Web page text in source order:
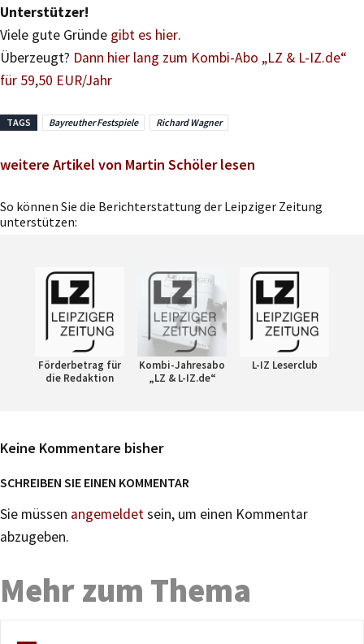
Unterstützer!
Viele gute Gründe gibt es hier.
Überzeugt? Dann hier lang zum Kombi-Abo „LZ & L-IZ.de“
für 59,50 EUR/Jahr
TAGS Bayreuther Festspiele Richard Wagner
weitere Artikel von Martin Schöler lesen
So können Sie die Berichterstattung der Leipziger Zeitung
unterstützen:
Förderbetrag für
die Redaktion
Kombi-Jahresabo
„LZ & L-IZ.de“
L-IZ Leserclub
Keine Kommentare bisher
SCHREIBEN SIE EINEN KOMMENTAR
Sie müssen angemeldetsein, um einen Kommentar
abzugeben.
Mehr zum Thema